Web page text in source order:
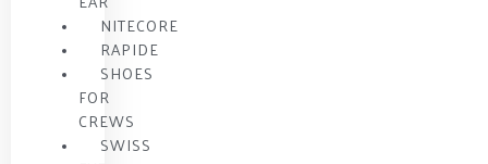
NITECORE
RAPIDE
SHOES
FOR
CREWS
SWISS